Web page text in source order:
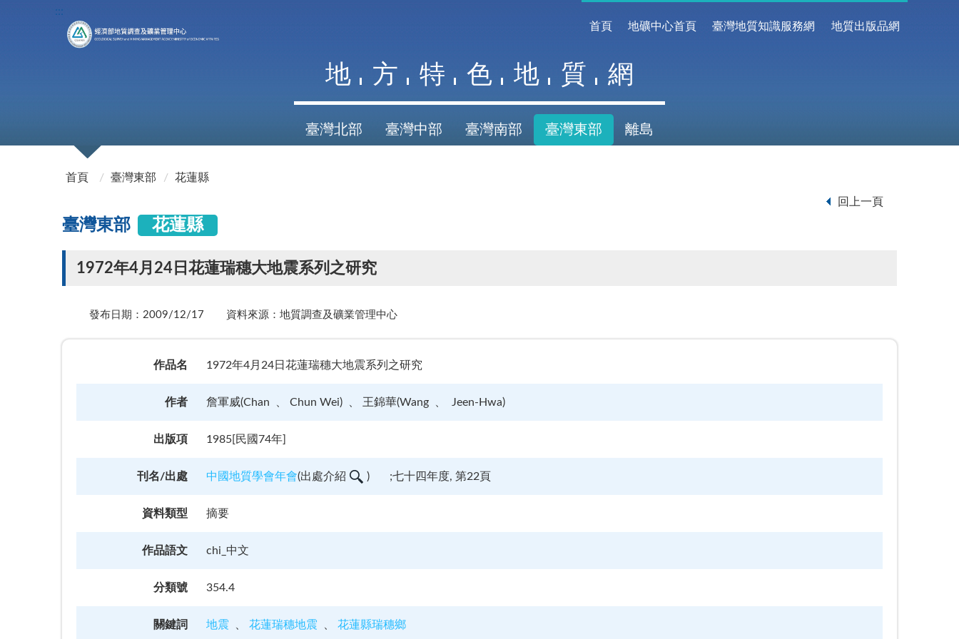
首頁 地礦中心首頁 臺灣地質知識服務網 地質出版品網
:::
地 方 特 色 地 質 網
臺灣北部 臺灣中部 臺灣南部 臺灣東部 離島
首頁
臺灣東部 花蓮縣
回上一頁
臺灣東部 花蓮縣
1972年4月24日花蓮瑞穗大地震系列之研究
發布日期：2009/12/17 資料來源：地質調查及礦業管理中心
作品名 1972年4月24日花蓮瑞穗大地震系列之研究
作者 詹軍威(Chan Chun Wei) 王錦華(Wang Jeen-Hwa)
出版項 1985[民國74年]
刊名/出處 中國地質學會年會(出處介紹 ) ;七十四年度, 第22頁
資料類型 摘要
作品語文 chi_中文
分類號 354.4
關鍵詞 地震 花蓮瑞穗地震 花蓮縣瑞穗鄉